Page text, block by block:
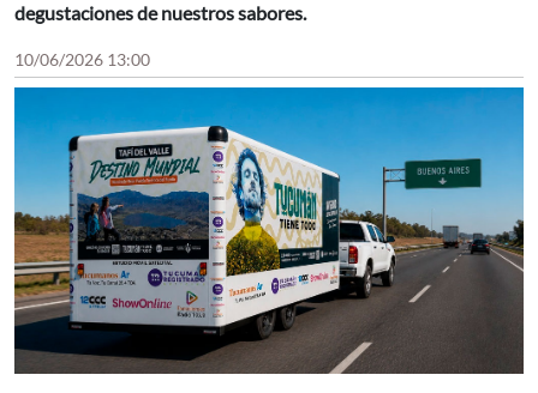
degustaciones de nuestros sabores.
10/06/2026 13:00